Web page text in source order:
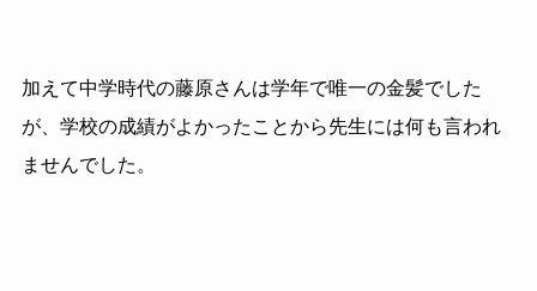
加えて中学時代の藤原さんは学年で唯一の金髪でした
が、学校の成績がよかったことから先生には何も言われ
ませんでした。